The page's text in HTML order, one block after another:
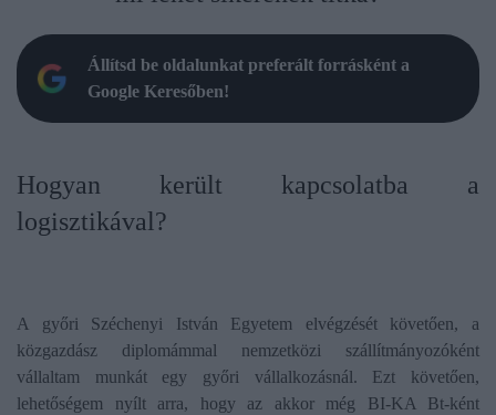
Állítsd be oldalunkat preferált forrásként a
Google Keresőben!
​Hogyan került kapcsolatba a
logisztikával?
A győri Széchenyi István Egyetem elvégzését követően, a
közgazdász diplomámmal nemzetközi szállítmányozóként
vállaltam munkát egy győri vállalkozásnál. Ezt követően,
lehetőségem nyílt arra, hogy az akkor még BI-KA Bt-ként